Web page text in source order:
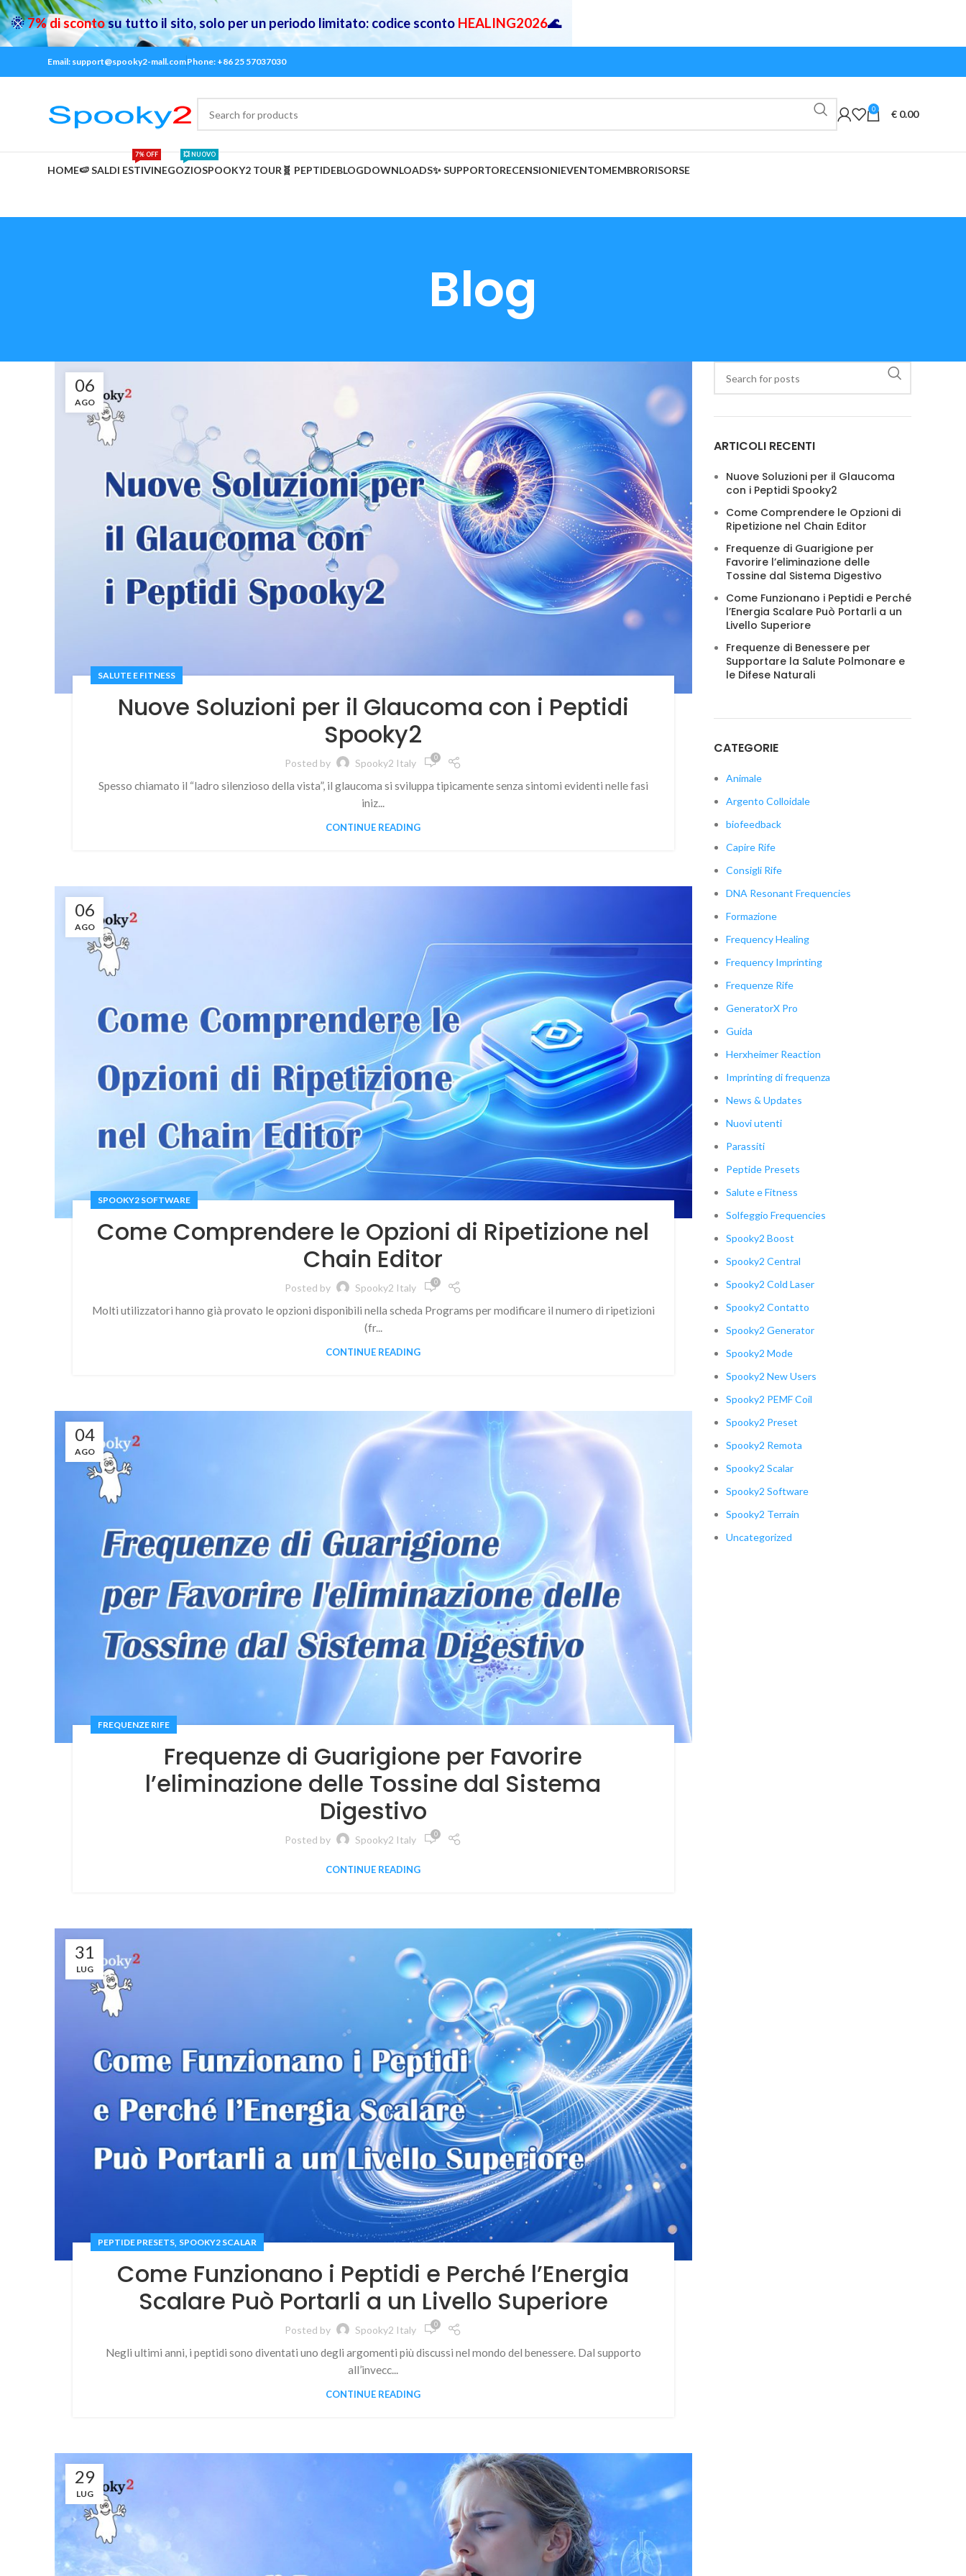
Email: support@spooky2-mall.comPhone: +86 25 57037030
0 € 0.00
HOME🍉 SALDI ESTIVI
7% OFF
NEGOZIO
💥 NUOVO
SPOOKY2 TOUR 🧬 PEPTIDEBLOGDOWNLOADS✨ SUPPORTORECENSIONIEVENTOMEMBRORISORSE
Blog
06
AGO
SALUTE E FITNESS
Nuove Soluzioni per il Glaucoma con i Peptidi
Spooky2
Posted by Spooky2 Italy 0
Spesso chiamato il “ladro silenzioso della vista”, il glaucoma si sviluppa tipicamente senza sintomi evidenti nelle fasi
iniz...
CONTINUE READING
06
AGO
SPOOKY2 SOFTWARE
Come Comprendere le Opzioni di Ripetizione nel
Chain Editor
Posted by Spooky2 Italy 0
Molti utilizzatori hanno già provato le opzioni disponibili nella scheda Programs per modificare il numero di ripetizioni
(fr...
CONTINUE READING
04
AGO
FREQUENZE RIFE
Frequenze di Guarigione per Favorire
l’eliminazione delle Tossine dal Sistema
Digestivo
Posted by Spooky2 Italy 0
CONTINUE READING
31
LUG
PEPTIDE PRESETS, SPOOKY2 SCALAR
Come Funzionano i Peptidi e Perché l’Energia
Scalare Può Portarli a un Livello Superiore
Posted by Spooky2 Italy 0
Negli ultimi anni, i peptidi sono diventati uno degli argomenti più discussi nel mondo del benessere. Dal supporto
all’invecc...
CONTINUE READING
29
LUG
ARTICOLI RECENTI
Nuove Soluzioni per il Glaucoma
con i Peptidi Spooky2
Come Comprendere le Opzioni di
Ripetizione nel Chain Editor
Frequenze di Guarigione per
Favorire l’eliminazione delle
Tossine dal Sistema Digestivo
Come Funzionano i Peptidi e Perché
l’Energia Scalare Può Portarli a un
Livello Superiore
Frequenze di Benessere per
Supportare la Salute Polmonare e
le Difese Naturali
CATEGORIE
Animale
Argento Colloidale
biofeedback
Capire Rife
Consigli Rife
DNA Resonant Frequencies
Formazione
Frequency Healing
Frequency Imprinting
Frequenze Rife
GeneratorX Pro
Guida
Herxheimer Reaction
Imprinting di frequenza
News & Updates
Nuovi utenti
Parassiti
Peptide Presets
Salute e Fitness
Solfeggio Frequencies
Spooky2 Boost
Spooky2 Central
Spooky2 Cold Laser
Spooky2 Contatto
Spooky2 Generator
Spooky2 Mode
Spooky2 New Users
Spooky2 PEMF Coil
Spooky2 Preset
Spooky2 Remota
Spooky2 Scalar
Spooky2 Software
Spooky2 Terrain
Uncategorized
🌞7% di scontosu tutto il sito, solo per un periodo limitato: codice sconto HEALING2026🌊